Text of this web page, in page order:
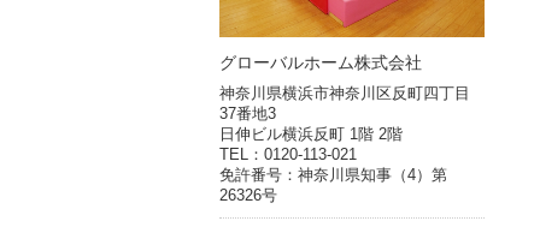
グローバルホーム株式会社
神奈川県横浜市神奈川区反町四丁目
37番地3
日伸ビル横浜反町 1階 2階
TEL：0120-113-021
免許番号：神奈川県知事（4）第
26326号